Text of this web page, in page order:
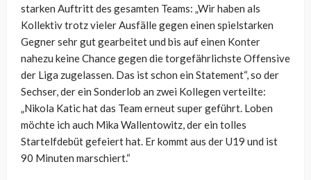
starken Auftritt des gesamten Teams: „Wir haben als
Kollektiv trotz vieler Ausfälle gegen einen spielstarken
Gegner sehr gut gearbeitet und bis auf einen Konter
nahezu keine Chance gegen die torgefährlichste Offensive
der Liga zugelassen. Das ist schon ein Statement“, so der
Sechser, der ein Sonderlob an zwei Kollegen verteilte:
„Nikola Katic hat das Team erneut super geführt. Loben
möchte ich auch Mika Wallentowitz, der ein tolles
Startelfdebüt gefeiert hat. Er kommt aus der U19 und ist
90 Minuten marschiert.“